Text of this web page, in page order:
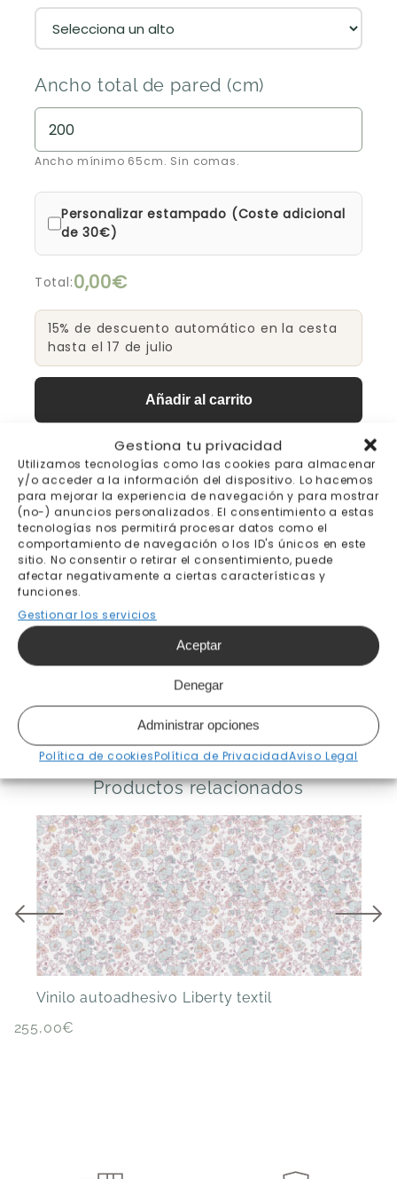
Gestiona tu privacidad
Utilizamos tecnologías como las cookies para almacenar
y/o acceder a la información del dispositivo. Lo hacemos
para mejorar la experiencia de navegación y para mostrar
(no-) anuncios personalizados. El consentimiento a estas
tecnologías nos permitirá procesar datos como el
comportamiento de navegación o los ID's únicos en este
sitio. No consentir o retirar el consentimiento, puede
afectar negativamente a ciertas características y
funciones.
Gestionar los servicios
Aceptar
Denegar
Administrar opciones
Política de cookiesPolítica de PrivacidadAviso Legal
Ancho total de pared (cm)
Ancho mínimo 65cm. Sin comas.
Personalizar estampado (Coste adicional
de 30€)
Total:0,00€
15% de descuento automático en la cesta
hasta el 17 de julio
Añadir al carrito
Envío gratis a partir de
200€
Pago seguro
Fabricación bajo pedido 7-
10 días laborables
Envíos y devoluciones
[klaviyo-reviews-all]
Productos relacionados
Vinilo autoadhesivo Liberty textil
255,00€